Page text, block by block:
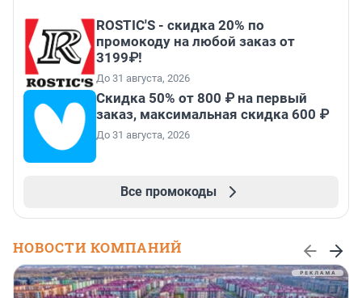
ROSTIC'S - скидка 20% по
промокоду на любой заказ от
3199₽!
До 31 августа, 2026
Скидка 50% от 800 ₽ на первый
заказ, максимальная скидка 600 ₽
До 31 августа, 2026
Все промокоды
НОВОСТИ КОМПАНИЙ